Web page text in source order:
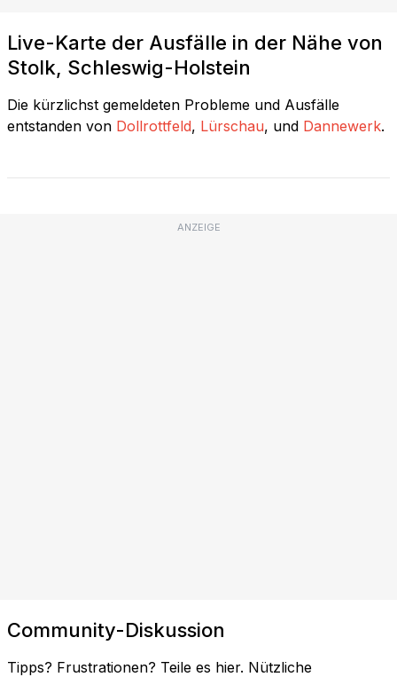
Live-Karte der Ausfälle in der Nähe von
Stolk, Schleswig-Holstein
Die kürzlichst gemeldeten Probleme und Ausfälle
entstanden von Dollrottfeld, Lürschau, und Dannewerk.
ANZEIGE
Community-Diskussion
Tipps? Frustrationen? Teile es hier. Nützliche